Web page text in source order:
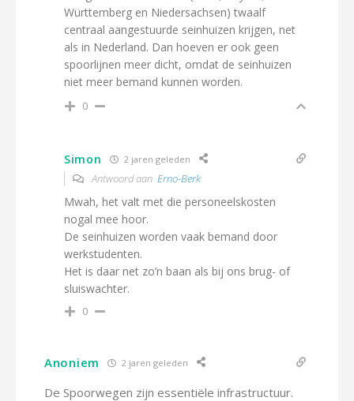
Württemberg en Niedersachsen) twaalf
centraal aangestuurde seinhuizen krijgen, net
als in Nederland. Dan hoeven er ook geen
spoorlijnen meer dicht, omdat de seinhuizen
niet meer bemand kunnen worden.
0
Simon 2 jaren geleden
Antwoord aan Erno-Berk
Mwah, het valt met die personeelskosten
nogal mee hoor.
De seinhuizen worden vaak bemand door
werkstudenten.
Het is daar net zo’n baan als bij ons brug- of
sluiswachter.
0
Anoniem 2 jaren geleden
De Spoorwegen zijn essentiële infrastructuur.